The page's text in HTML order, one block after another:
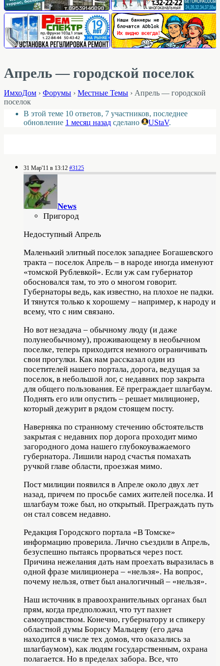
Апрель — городской поселок
ИмхоДом › Форумы › Местные Темы › Апрель — городской
поселок
В этой теме 10 ответов, 7 участников, последнее
обновление 1 месяц назад сделано UStaV.
31 Мар'11 в 13:12 #3125
News
Пригород
Недоступный Апрель
Маленький элитный поселок западнее Богашевского
тракта – поселок Апрель – в народе иногда именуют
«томской Рублевкой». Если уж сам губернатор
обосновался там, то это о многом говорит.
Губернаторы ведь, как известно, на плохое не падки.
И тянутся только к хорошему – например, к народу и
всему, что с ним связано.
Но вот незадача – обычному люду (и даже
полунеобычному), проживающему в необычном
поселке, теперь приходится немного ограничивать
свои прогулки. Как нам рассказал один из
посетителей нашего портала, дорога, ведущая за
поселок, в небольшой лог, с недавних пор закрыта
для общего пользования. Её преграждает шлагбаум.
Поднять его или опустить – решает милиционер,
который дежурит в рядом стоящем посту.
Наверняка по странному стечению обстоятельств
закрытая с недавних пор дорога проходит мимо
загородного дома нашего глубокоуважаемого
губернатора. Лишили народ счастья помахать
ручкой главе области, проезжая мимо.
Пост милиции появился в Апреле около двух лет
назад, причем по просьбе самих жителей поселка. И
шлагбаум тоже был, но открытый. Преграждать путь
он стал совсем недавно.
Редакция Городского портала «В Томске»
информацию проверила. Лично съездили в Апрель,
безуспешно пытаясь прорваться через пост.
Причина нежелания дать нам проехать выразилась в
одной фразе милиционера – «нельзя». На вопрос,
почему нельзя, ответ был аналогичный – «нельзя».
Наш источник в правоохранительных органах был
прям, когда предположил, что тут пахнет
самоуправством. Конечно, губернатору и спикеру
областной думы Борису Мальцеву (его дача
находится в числе тех домов, что оказались за
шлагбаумом), как людям государственным, охрана
полагается. Но в пределах забора. Все, что